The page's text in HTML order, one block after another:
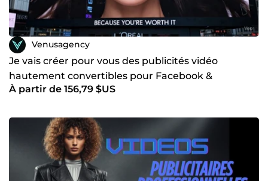
Venusagency
Je vais créer pour vous des publicités vidéo
hautement convertibles pour Facebook &
Instagram
À partir de 156,79 $US